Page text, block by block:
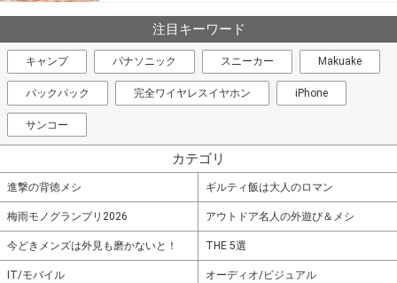
注目キーワード
キャンプ パナソニック スニーカー Makuake
バックパック 完全ワイヤレスイヤホン iPhone
サンコー
カテゴリ
進撃の背徳メシ ギルティ飯は大人のロマン
梅雨モノグランプリ2026 アウトドア名人の外遊び＆メシ
今どきメンズは外見も磨かないと！ THE 5選
IT/モバイル オーディオ/ビジュアル